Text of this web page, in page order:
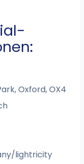
Oxford, OX4
lightricity